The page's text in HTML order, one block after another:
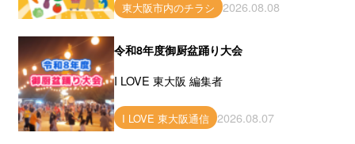
東大阪市内のチラシ 2026.08.08
令和8年度御厨盆踊り大会
I LOVE 東大阪 編集者
I LOVE 東大阪通信 2026.08.07